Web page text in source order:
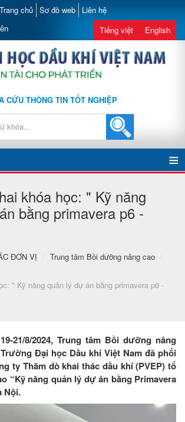
Trang chủ Sơ đồ web Liên hệ
Tiếng việt English
CỨU THÔNG TIN TỐT NGHIỆP
khóa học: " Kỹ năng
bằng primavera p6 -
ĐƠN VỊ / Trung tâm Bồi dưỡng nâng cao
/
" Kỹ năng quản lý dự án bằng primavera p6 -
21/8/2024, Trung tâm Bồi dưỡng nâng
Đại học Dầu khí Việt Nam đã phối
ty Thăm dò khai thác dầu khí (PVEP) tổ
“Kỹ năng quản lý dự án bằng Primavera
Nội.